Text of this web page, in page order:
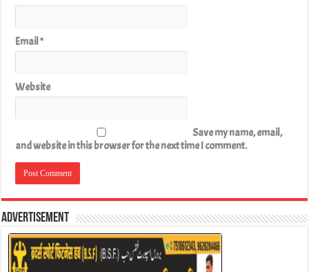
Email*
Website
Save my name, email,
and website in this browser for the next time I comment.
Advertisement